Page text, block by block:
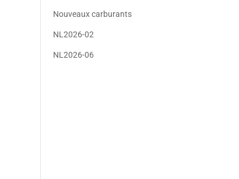
Nouveaux carburants
NL2026-02
NL2026-06